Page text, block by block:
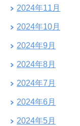
2024年11月
2024年10月
2024年9月
2024年8月
2024年7月
2024年6月
2024年5月